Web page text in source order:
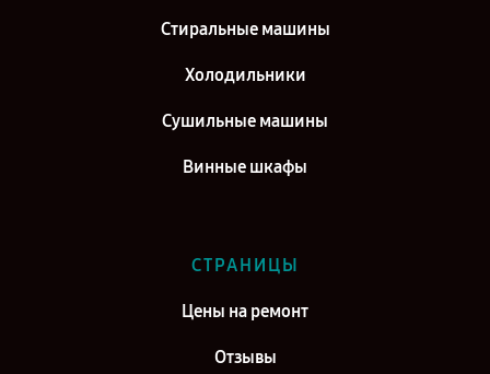
Стиральные машины
Холодильники
Сушильные машины
Винные шкафы
СТРАНИЦЫ
Цены на ремонт
Отзывы